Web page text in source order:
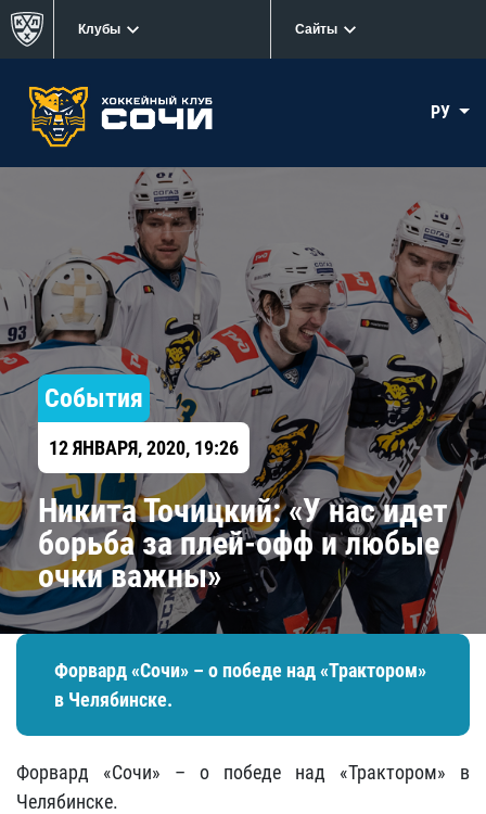
Клубы Сайты
РУ
События
12 ЯНВАРЯ, 2020, 19:26
Никита Точицкий: «У нас идет
борьба за плей-офф и любые
очки важны»
Форвард «Сочи» – о победе над «Трактором»
в Челябинске.
Форвард «Сочи» – о победе над «Трактором» в
Челябинске.